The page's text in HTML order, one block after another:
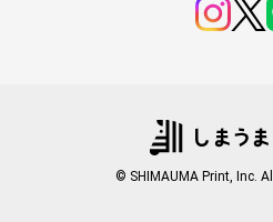
© SHIMAUMA Print, Inc.